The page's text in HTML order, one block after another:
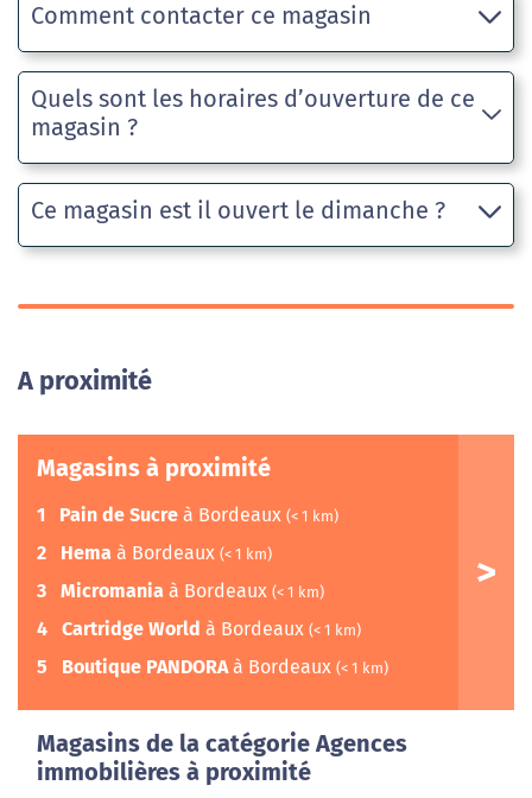
Comment contacter ce magasin
Quels sont les horaires d’ouverture de ce
magasin ?
Ce magasin est il ouvert le dimanche ?
A proximité
Magasins à proximité
1 Pain de Sucre à Bordeaux (< 1 km)
2 Hema à Bordeaux (< 1 km)
3 Micromania à Bordeaux (< 1 km)
4 Cartridge World à Bordeaux (< 1 km)
5 Boutique PANDORAà Bordeaux (< 1 km)
Magasins de la catégorie Agences
immobilières à proximité